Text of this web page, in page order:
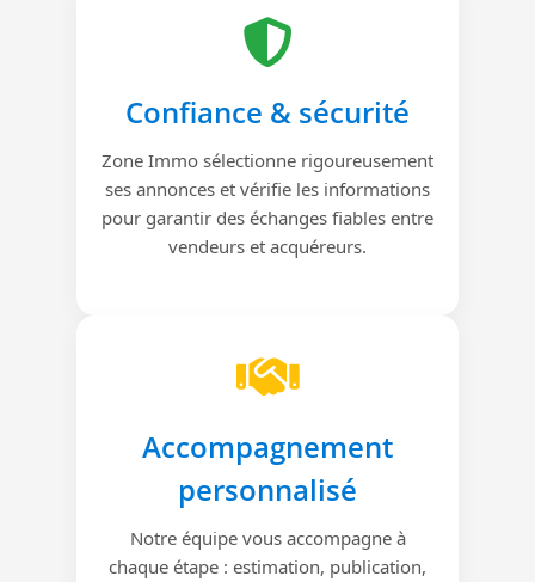
Confiance & sécurité
Zone Immo sélectionne rigoureusement
ses annonces et vérifie les informations
pour garantir des échanges fiables entre
vendeurs et acquéreurs.
Accompagnement
personnalisé
Notre équipe vous accompagne à
chaque étape : estimation, publication,